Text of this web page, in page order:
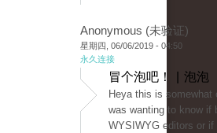
Anonymous (未验证)
星期四, 06/06/2019 - 04:50
永久连接
冒个泡吧！ | 泡泡
Heya this is
was wanting to know if
WYSIWYG editors or if